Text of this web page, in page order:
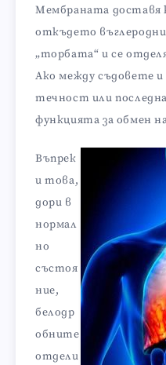
Мембраната доставя
откъдето
„торбата“ и се
Ако между съдовете
течност или
функцията за обмен на
Въпрек
и това,
дори в
нормал
но
състоя
ние,
белодр
обните
отдели